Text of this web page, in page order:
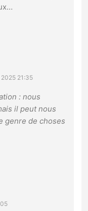
21:35
: nous
il peut nous
genre de choses